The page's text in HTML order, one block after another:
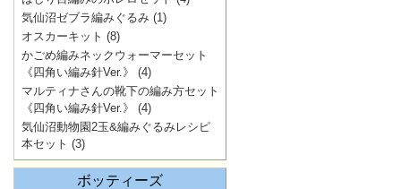
気仙沼ゼブラ編みぐるみ (1)
オスカーキット (8)
かごめ編みネックウォーマーセット
《四角い編み針Ver.》
(4)
マルティナさんの靴下の編み方セット
《四角い編み針Ver.》
(4)
気仙沼動物園2玉&編みぐるみレシピ
本セット (3)
ボッティーズ